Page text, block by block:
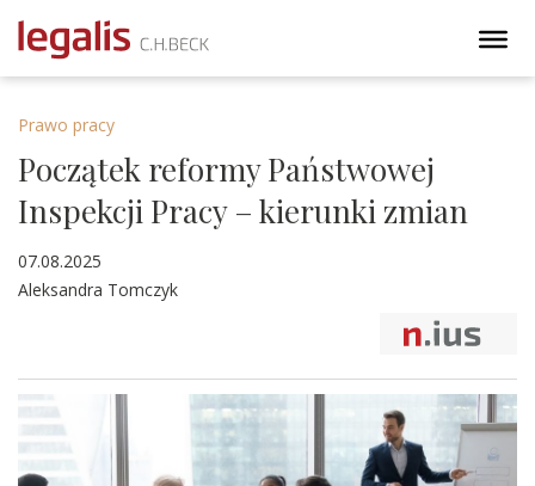
Prawo pracy
Początek reformy Państwowej
Inspekcji Pracy – kierunki zmian
07.08.2025
Aleksandra Tomczyk